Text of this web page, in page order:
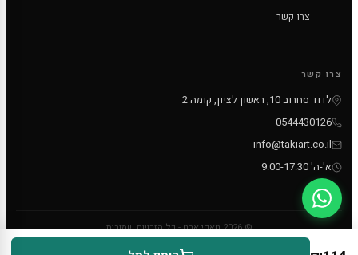
צרו קשר
צרו קשר
לדוד סחרוב 10, ראשון לציון, קומה 2
0544430126
info@takiart.co.il
א'-ה' 9:00-17:30
© 2026 טאקי ארט - כל הזכויות שמורות